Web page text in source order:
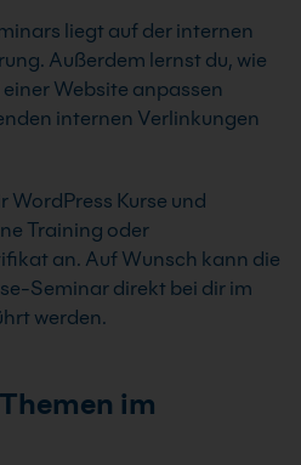
liegt auf der internen
Außerdem lernst du, wie
Website anpassen
internen Verlinkungen
WordPress Kurse und
Training oder
an. Auf Wunsch kann die
Seminar direkt bei dir im
werden.
im